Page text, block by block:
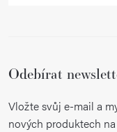
Odebírat
Vložte svůj e-mail a
nových produktech